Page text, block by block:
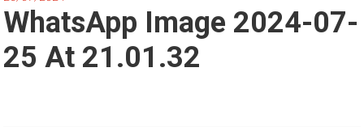
WhatsApp Image 2024-07-
25 At 21.01.32